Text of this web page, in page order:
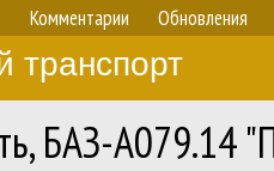
Комментарии Обновления
транспорт
БАЗ-